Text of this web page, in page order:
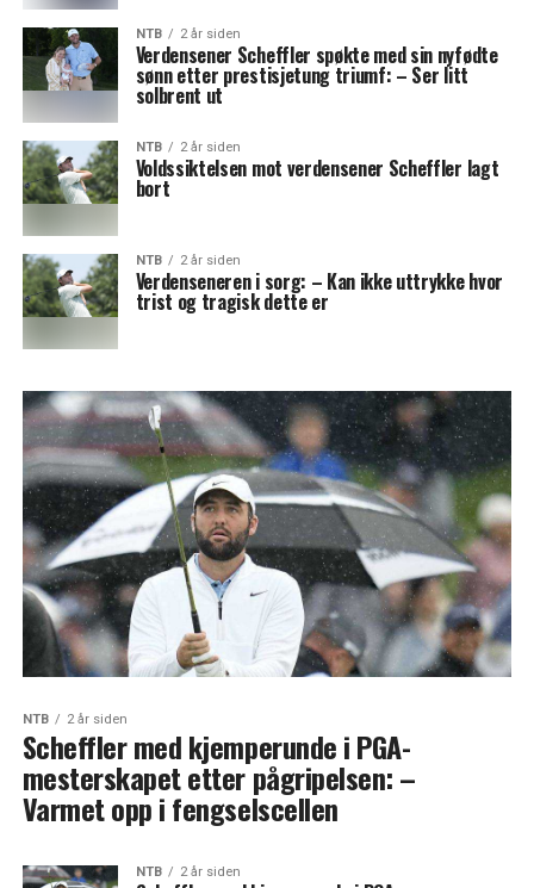
NTB 2 år siden
Verdensener Scheffler spøkte med sin nyfødte
sønn etter prestisjetung triumf: – Ser litt
solbrent ut
NTB 2 år siden
Voldssiktelsen mot verdensener Scheffler lagt
bort
NTB 2 år siden
Verdenseneren i sorg: – Kan ikke uttrykke hvor
trist og tragisk dette er
NTB 2 år siden
Scheffler med kjemperunde i PGA-
mesterskapet etter pågripelsen: –
Varmet opp i fengselscellen
NTB 2 år siden